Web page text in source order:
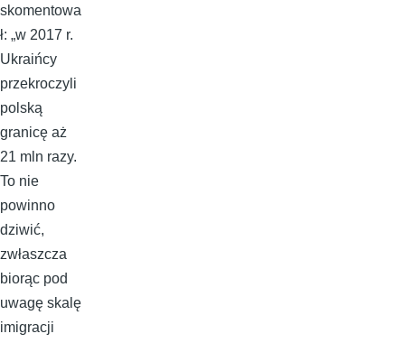
skomentowa
ł: „w 2017 r.
Ukraińcy
przekroczyli
polską
granicę aż
21 mln razy.
To nie
powinno
dziwić,
zwłaszcza
biorąc pod
uwagę skalę
imigracji